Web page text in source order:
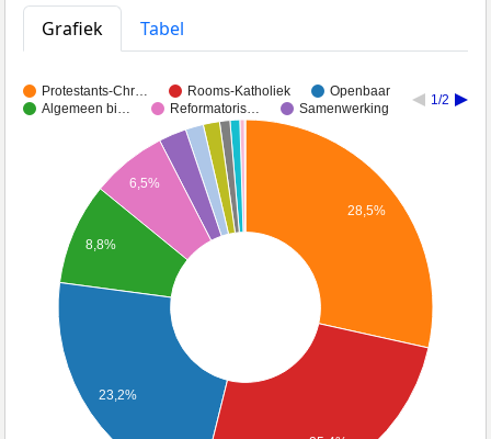
Grafiek
Tabel
Protestants-Chr… Rooms-Katholiek
Openbaar
Algemeen bi…
Reformatoris… Samenwerking
1/2
28,5%
6,5%
8,8%
23,2%